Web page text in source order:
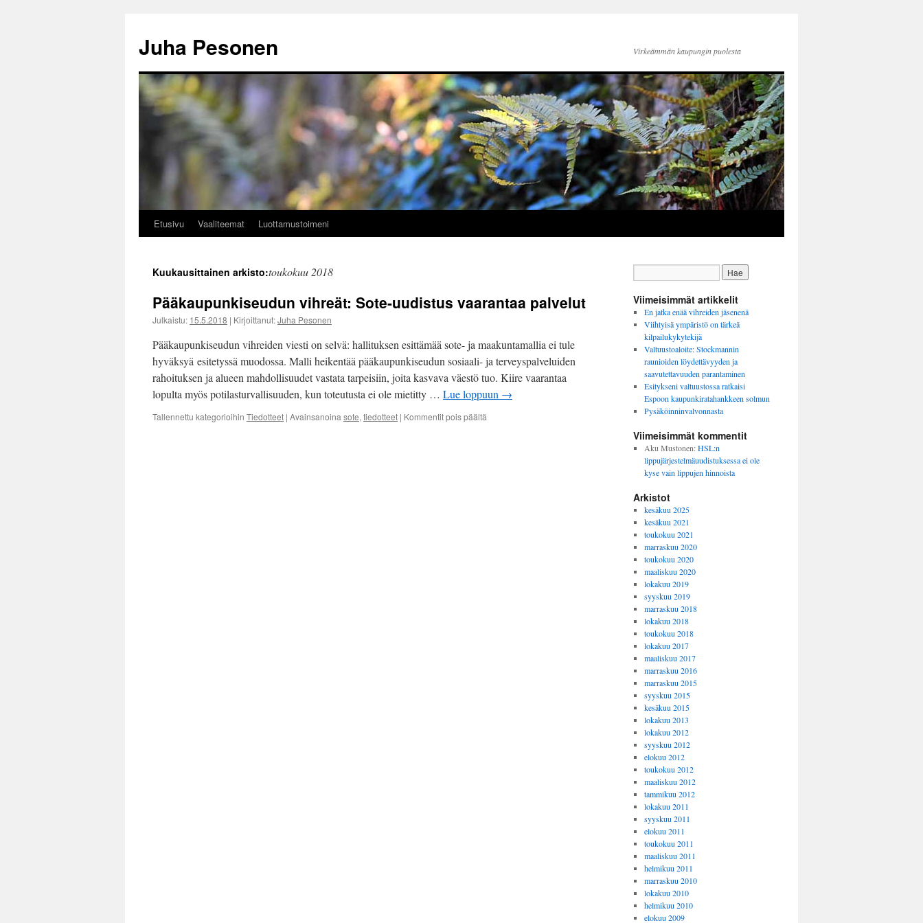
Juha Pesonen Virkeämmän kaupungin puolesta
Etusivu Vaaliteemat Luottamustoimeni
Kuukausittainen arkisto:toukokuu 2018
Pääkaupunkiseudun vihreät: Sote-uudistus vaarantaa palvelut
Julkaistu: 15.5.2018 | Kirjoittanut:Juha Pesonen
Pääkaupunkiseudun vihreiden viesti on selvä: hallituksen esittämää sote- ja maakuntamallia ei tule
hyväksyä esitetyssä muodossa. Malli heikentää pääkaupunkiseudun sosiaali- ja terveyspalveluiden
rahoituksen ja alueen mahdollisuudet vastata tarpeisiin, joita kasvava väestö tuo. Kiire vaarantaa
lopulta myös potilasturvallisuuden, kun toteutusta ei ole mietitty … Lue loppuun →
Tallennettu kategorioihin Tiedotteet | Avainsanoina sote, tiedotteet | Kommentit pois päältä
Viimeisimmät artikkelit
En jatka enää vihreiden jäsenenä
Viihtyisä ympäristö on tärkeä
kilpailukykytekijä
Valtuustoaloite: Stockmannin
raunioiden löydettävyyden ja
saavutettavuuden parantaminen
Esitykseni valtuustossa ratkaisi
Espoon kaupunkiratahankkeen solmun
Pysäköinninvalvonnasta
Viimeisimmät kommentit
Aku Mustonen:HSL:n
lippujärjestelmäuudistuksessa ei ole
kyse vain lippujen hinnoista
Arkistot
kesäkuu 2025
kesäkuu 2021
toukokuu 2021
marraskuu 2020
toukokuu 2020
maaliskuu 2020
lokakuu 2019
syyskuu 2019
marraskuu 2018
lokakuu 2018
toukokuu 2018
lokakuu 2017
maaliskuu 2017
marraskuu 2016
marraskuu 2015
syyskuu 2015
kesäkuu 2015
lokakuu 2013
lokakuu 2012
syyskuu 2012
elokuu 2012
toukokuu 2012
maaliskuu 2012
tammikuu 2012
lokakuu 2011
syyskuu 2011
elokuu 2011
toukokuu 2011
maaliskuu 2011
helmikuu 2011
marraskuu 2010
lokakuu 2010
helmikuu 2010
elokuu 2009